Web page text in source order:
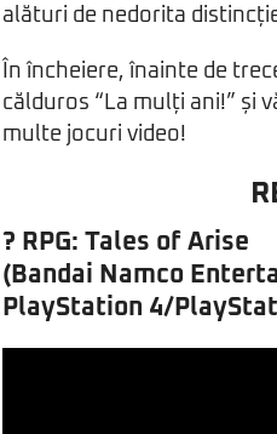
alături de nedorita
În încheiere, înainte de
călduros “La mulți ani!” și
multe jocuri video!
? RPG: Tales of Arise
(Bandai Namco
PlayStation 4/